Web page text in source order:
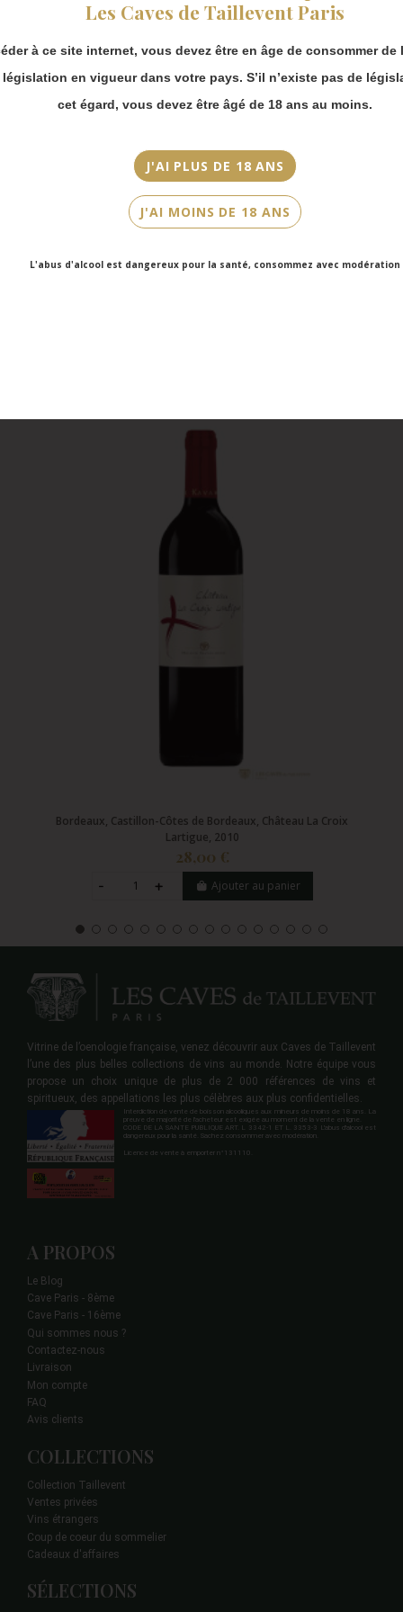
Les Caves de Taillevent Paris
à ce site internet, vous devez être en âge de consommer de
législation en vigueur dans votre pays. S’il n’existe pas de
cet égard, vous devez être âgé de 18 ans au moins.
J'AI PLUS DE 18 ANS
J'AI MOINS DE 18 ANS
L'abus d'alcool est dangereux pour la santé, consommez avec modération
Rouge
Cabernet Sauvignon, Merlot, Petit Verdot
Château Chasse-Spleen
Bordeaux, Castillon-Côtes de Bordeaux, Château La Croix
Lartigue, 2010
28,00 €
Ajouter au panier
Vitrine de l’oenologie française, venez découvrir aux Caves de Taillevent
l’une des plus belles collections de vins au monde. Notre équipe vous
propose un choix unique de plus de 2 000 références de vins et
spiritueux, des appellations les plus célèbres aux plus confidentielles.
Interdiction de vente de boisson alcooliques aux mineurs de moins de 18 ans. La
preuve de majorité de l'acheteur est exigée au moment de la vente en ligne.
CODE DE LA SANTE PUBLIQUE ART. L 3342-1 ET L. 3353-3 L'abus d'alcool est
dangereux pour la santé. Sachez consommer avec modération.
Licence de vente à emporter n°131110.
A PROPOS
Le Blog
Cave Paris - 8ème
Cave Paris - 16ème
Qui sommes nous ?
Contactez-nous
Livraison
Mon compte
FAQ
Avis clients
COLLECTIONS
Collection Taillevent
Ventes privées
Vins étrangers
Coup de coeur du sommelier
Cadeaux d'affaires
SÉLECTIONS
continuer à passer
Merci de bien
prendre en compte :
Les envois
partir du 31 août.
Les commandes
en click-and-
collect (cave
Faubourg Saint-
Victor Hugo)